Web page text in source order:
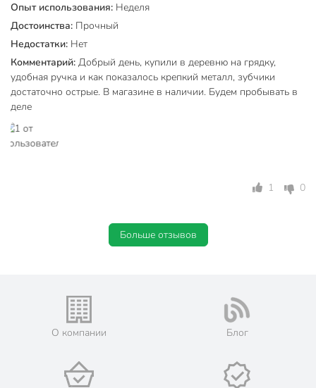
Опыт использования: Неделя
Достоинства: Прочный
Недостатки: Нет
Комментарий: Добрый день, купили в деревню на грядку,
удобная ручка и как показалось крепкий металл, зубчики
достаточно острые. В магазине в наличии. Будем пробывать в
деле
1 0
Больше отзывов
О компании Блог